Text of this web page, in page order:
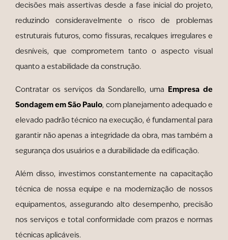
decisões mais assertivas desde a fase inicial do projeto,
reduzindo consideravelmente o risco de problemas
estruturais futuros, como fissuras, recalques irregulares e
desníveis, que comprometem tanto o aspecto visual
quanto a estabilidade da construção.
Contratar os serviços da Sondarello, uma Empresa de
Sondagem em São Paulo, com planejamento adequado e
elevado padrão técnico na execução, é fundamental para
garantir não apenas a integridade da obra, mas também a
segurança dos usuários e a durabilidade da edificação.
Além disso, investimos constantemente na capacitação
técnica de nossa equipe e na modernização de nossos
equipamentos, assegurando alto desempenho, precisão
nos serviços e total conformidade com prazos e normas
técnicas aplicáveis.